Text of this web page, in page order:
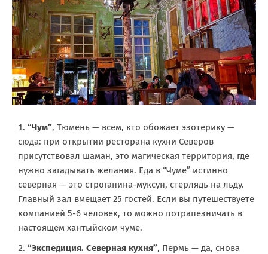
“Чум”, Тюмень — всем, кто обожает эзотерику —
сюда: при открытии ресторана кухни Северов
присутствовал шаман, это магическая территория, где
нужно загадывать желания. Еда в “Чуме” истинно
северная — это строганина-муксун, стерлядь на льду.
Главный зал вмещает 25 гостей. Если вы путешествуете
компанией 5-6 человек, то можно потрапезничать в
настоящем хантыйском чуме.
“Экспедиция. Северная кухня”, Пермь — да, снова